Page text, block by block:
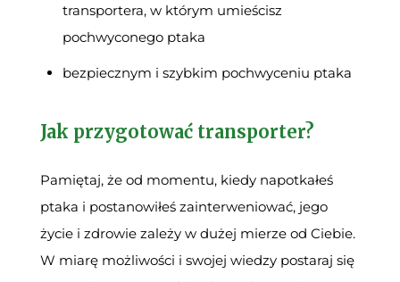
transportera, w którym umieścisz
pochwyconego ptaka
bezpiecznym i szybkim pochwyceniu ptaka
Jak przygotować transporter?
Pamiętaj, że od momentu, kiedy napotkałeś
ptaka i postanowiłeś zainterweniować, jego
życie i zdrowie zależy w dużej mierze od Ciebie.
W miarę możliwości i swojej wiedzy postaraj się